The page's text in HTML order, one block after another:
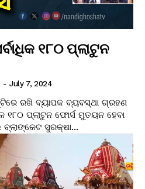
୧୮୦ ପ୍ଲାଟୁନ
- July 7, 2024
ରଖି ବ୍ୟାପକ ବ୍ୟବସ୍ଥା ଗ୍ରହଣ
୧୮୦ ପ୍ଲାଟୁନ ଫୋର୍ସ ମୁତୟନ ହେବା
ସୁରକ୍ଷା...